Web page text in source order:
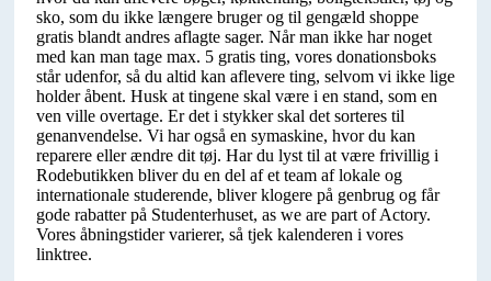
sko, som du ikke længere bruger og til gengæld shoppe
gratis blandt andres aflagte sager. Når man ikke har noget
med kan man tage max. 5 gratis ting, vores donationsboks
står udenfor, så du altid kan aflevere ting, selvom vi ikke lige
holder åbent. Husk at tingene skal være i en stand, som en
ven ville overtage. Er det i stykker skal det sorteres til
genanvendelse. Vi har også en symaskine, hvor du kan
reparere eller ændre dit tøj. Har du lyst til at være frivillig i
Rodebutikken bliver du en del af et team af lokale og
internationale studerende, bliver klogere på genbrug og får
gode rabatter på Studenterhuset, as we are part of Actory.
Vores åbningstider varierer, så tjek kalenderen i vores
linktree.